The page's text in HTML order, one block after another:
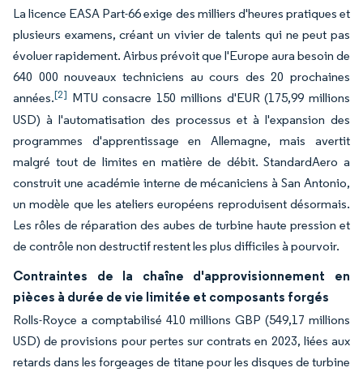
La licence EASA Part-66 exige des milliers d'heures pratiques et
plusieurs examens, créant un vivier de talents qui ne peut pas
évoluer rapidement. Airbus prévoit que l'Europe aura besoin de
640 000 nouveaux techniciens au cours des 20 prochaines
années.[2] MTU consacre 150 millions d'EUR (175,99 millions
USD) à l'automatisation des processus et à l'expansion des
programmes d'apprentissage en Allemagne, mais avertit
malgré tout de limites en matière de débit. StandardAero a
construit une académie interne de mécaniciens à San Antonio,
un modèle que les ateliers européens reproduisent désormais.
Les rôles de réparation des aubes de turbine haute pression et
de contrôle non destructif restent les plus difficiles à pourvoir.
Contraintes de la chaîne d'approvisionnement en
pièces à durée de vie limitée et composants forgés
Rolls-Royce a comptabilisé 410 millions GBP (549,17 millions
USD) de provisions pour pertes sur contrats en 2023, liées aux
retards dans les forgeages de titane pour les disques de turbine